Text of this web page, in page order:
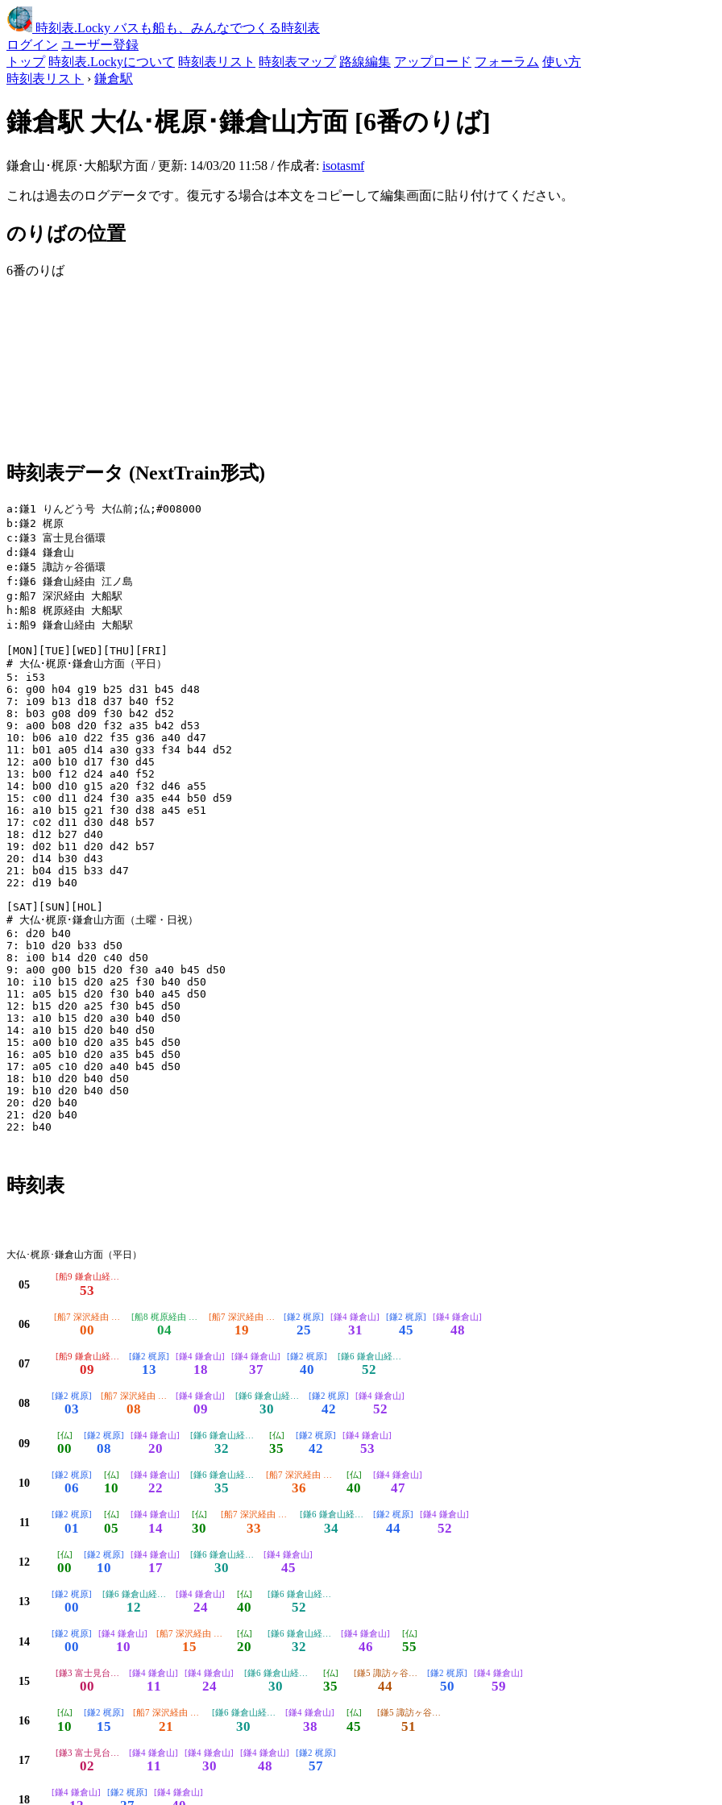
時刻表.Locky バスも船も、みんなでつくる時刻表
ログイン ユーザー登録
トップ 時刻表.Lockyについて 時刻表リスト 時刻表マップ 路線編集 アップロード フォーラム 使い方
時刻表リスト › 鎌倉駅
鎌倉駅 大仏･梶原･鎌倉山方面 [6番のりば]
鎌倉山･梶原･大船駅方面 / 更新: 14/03/20 11:58 / 作成者: isotasmf
これは過去のログデータです。復元する場合は本文をコピーして編集画面に貼り付けてください。
のりばの位置
6番のりば
時刻表データ (NextTrain形式)
a:鎌1 りんどう号 大仏前;仏;#008000
b:鎌2 梶原
c:鎌3 富士見台循環
d:鎌4 鎌倉山
e:鎌5 諏訪ヶ谷循環
f:鎌6 鎌倉山経由 江ノ島
g:船7 深沢経由 大船駅
h:船8 梶原経由 大船駅
i:船9 鎌倉山経由 大船駅
[MON][TUE][WED][THU][FRI]
# 大仏･梶原･鎌倉山方面（平日）
5: i53
6: g00 h04 g19 b25 d31 b45 d48
7: i09 b13 d18 d37 b40 f52
8: b03 g08 d09 f30 b42 d52
9: a00 b08 d20 f32 a35 b42 d53
10: b06 a10 d22 f35 g36 a40 d47
11: b01 a05 d14 a30 g33 f34 b44 d52
12: a00 b10 d17 f30 d45
13: b00 f12 d24 a40 f52
14: b00 d10 g15 a20 f32 d46 a55
15: c00 d11 d24 f30 a35 e44 b50 d59
16: a10 b15 g21 f30 d38 a45 e51
17: c02 d11 d30 d48 b57
18: d12 b27 d40
19: d02 b11 d20 d42 b57
20: d14 b30 d43
21: b04 d15 b33 d47
22: d19 b40
[SAT][SUN][HOL]
# 大仏･梶原･鎌倉山方面（土曜・日祝）
6: d20 b40
7: b10 d20 b33 d50
8: i00 b14 d20 c40 d50
9: a00 g00 b15 d20 f30 a40 b45 d50
10: i10 b15 d20 a25 f30 b40 d50
11: a05 b15 d20 f30 b40 a45 d50
12: b15 d20 a25 f30 b45 d50
13: a10 b15 d20 a30 b40 d50
14: a10 b15 d20 b40 d50
15: a00 b10 d20 a35 b45 d50
16: a05 b10 d20 a35 b45 d50
17: a05 c10 d20 a40 b45 d50
18: b10 d20 b40 d50
19: b10 d20 b40 d50
20: d20 b40
21: d20 b40
22: b40
時刻表
大仏･梶原･鎌倉山方面（平日）
05
[船9 鎌倉山経由 大船駅]
53
06
[船7 深沢経由 大船駅]
00
[船8 梶原経由 大船駅]
04
[船7 深沢経由 大船駅]
19
[鎌2 梶原]
25
[鎌4 鎌倉山]
31
[鎌2 梶原]
45
[鎌4 鎌倉山]
48
07
[船9 鎌倉山経由 大船駅]
09
[鎌2 梶原]
13
[鎌4 鎌倉山]
18
[鎌4 鎌倉山]
37
[鎌2 梶原]
40
[鎌6 鎌倉山経由 江ノ島]
52
08
[鎌2 梶原]
03
[船7 深沢経由 大船駅]
08
[鎌4 鎌倉山]
09
[鎌6 鎌倉山経由 江ノ島]
30
[鎌2 梶原]
42
[鎌4 鎌倉山]
52
09
[仏]
00
[鎌2 梶原]
08
[鎌4 鎌倉山]
20
[鎌6 鎌倉山経由 江ノ島]
32
[仏]
35
[鎌2 梶原]
42
[鎌4 鎌倉山]
53
10
[鎌2 梶原]
06
[仏]
10
[鎌4 鎌倉山]
22
[鎌6 鎌倉山経由 江ノ島]
35
[船7 深沢経由 大船駅]
36
[仏]
40
[鎌4 鎌倉山]
47
11
[鎌2 梶原]
01
[仏]
05
[鎌4 鎌倉山]
14
[仏]
30
[船7 深沢経由 大船駅]
33
[鎌6 鎌倉山経由 江ノ島]
34
[鎌2 梶原]
44
[鎌4 鎌倉山]
52
12
[仏]
00
[鎌2 梶原]
10
[鎌4 鎌倉山]
17
[鎌6 鎌倉山経由 江ノ島]
30
[鎌4 鎌倉山]
45
13
[鎌2 梶原]
00
[鎌6 鎌倉山経由 江ノ島]
12
[鎌4 鎌倉山]
24
[仏]
40
[鎌6 鎌倉山経由 江ノ島]
52
14
[鎌2 梶原]
00
[鎌4 鎌倉山]
10
[船7 深沢経由 大船駅]
15
[仏]
20
[鎌6 鎌倉山経由 江ノ島]
32
[鎌4 鎌倉山]
46
[仏]
55
15
[鎌3 富士見台循環]
00
[鎌4 鎌倉山]
11
[鎌4 鎌倉山]
24
[鎌6 鎌倉山経由 江ノ島]
30
[仏]
35
[鎌5 諏訪ヶ谷循環]
44
[鎌2 梶原]
50
[鎌4 鎌倉山]
59
16
[仏]
10
[鎌2 梶原]
15
[船7 深沢経由 大船駅]
21
[鎌6 鎌倉山経由 江ノ島]
30
[鎌4 鎌倉山]
38
[仏]
45
[鎌5 諏訪ヶ谷循環]
51
17
[鎌3 富士見台循環]
02
[鎌4 鎌倉山]
11
[鎌4 鎌倉山]
30
[鎌4 鎌倉山]
48
[鎌2 梶原]
57
18
[鎌4 鎌倉山] [鎌2 梶原] [鎌4 鎌倉山]